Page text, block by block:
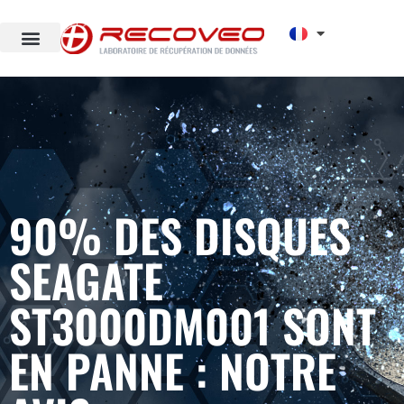
90% DES DISQUES
SEAGATE
ST3000DM001 SONT
EN PANNE : NOTRE